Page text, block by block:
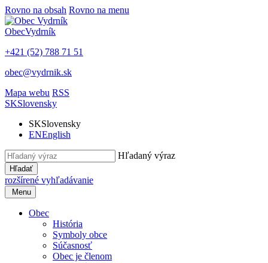
Rovno na obsah Rovno na menu
ObecVydrník
+421 (52) 788 71 51
obec@vydrnik.sk
Mapa webu RSS
SKSlovensky
SKSlovensky
ENEnglish
Hľadaný výraz
Hľadať
rozšírené vyhľadávanie
Menu
Obec
História
Symboly obce
Súčasnosť
Obec je členom